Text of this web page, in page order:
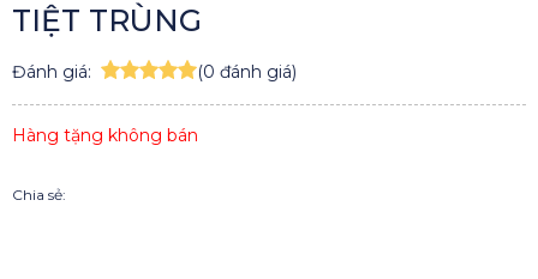
TIỆT TRÙNG
Đánh giá: (0 đánh giá)
Hàng tặng không bán
Chia sẻ: